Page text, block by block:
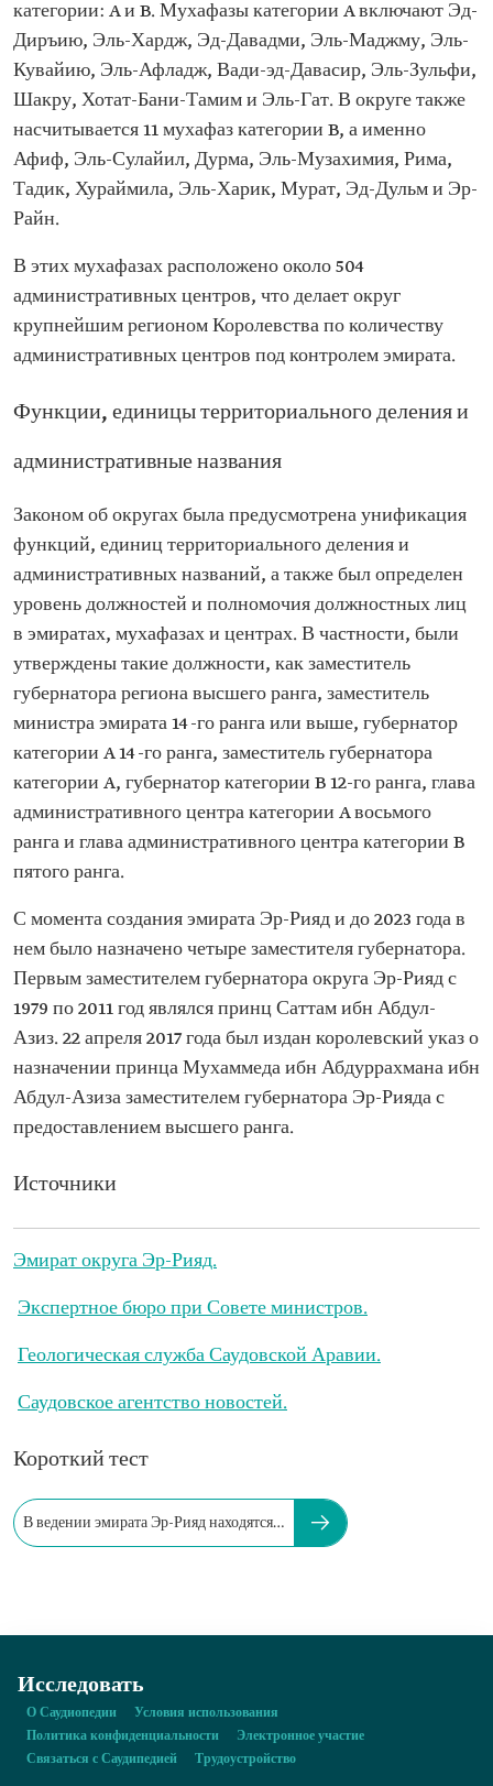
категории: A и B. Мухафазы категории A включают Эд-
Диръию, Эль-Хардж, Эд-Давадми, Эль-Маджму, Эль-
Кувайию, Эль-Афладж, Вади-эд-Давасир, Эль-Зульфи,
Шакру, Хотат-Бани-Тамим и Эль-Гат. В округе также
насчитывается 11 мухафаз категории B, а именно
Афиф, Эль-Сулайил, Дурма, Эль-Музахимия, Рима,
Тадик, Хураймила, Эль-Харик, Мурат, Эд-Дульм и Эр-
Райн.
В этих мухафазах расположено около 504
административных центров, что делает округ
крупнейшим регионом Королевства по количеству
административных центров под контролем эмирата.
Функции, единицы территориального деления и
административные названия
Законом об округах была предусмотрена унификация
функций, единиц территориального деления и
административных названий, а также был определен
уровень должностей и полномочия должностных лиц
в эмиратах, мухафазах и центрах. В частности, были
утверждены такие должности, как заместитель
губернатора региона высшего ранга, заместитель
министра эмирата 14-го ранга или выше, губернатор
категории A 14-го ранга, заместитель губернатора
категории A, губернатор категории B 12-го ранга, глава
административного центра категории A восьмого
ранга и глава административного центра категории B
пятого ранга.
С момента создания эмирата Эр-Рияд и до 2023 года в
нем было назначено четыре заместителя губернатора.
Первым заместителем губернатора округа Эр-Рияд с
1979 по 2011 год являлся принц Саттам ибн Абдул-
Азиз. 22 апреля 2017 года был издан королевский указ о
назначении принца Мухаммеда ибн Абдуррахмана ибн
Абдул-Азиза заместителем губернатора Эр-Рияда с
предоставлением высшего ранга.
Источники
Эмират округа Эр-Рияд.
Экспертное бюро при Совете министров.
Геологическая служба Саудовской Аравии.
Саудовское агентство новостей.
Короткий тест
В ведении эмирата Эр-Рияд находятся…
Исследовать
О Саудиопедии
Условия использования
Политика конфиденциальности
Электронное участие
Связаться с Саудипедией
Трудоустройство